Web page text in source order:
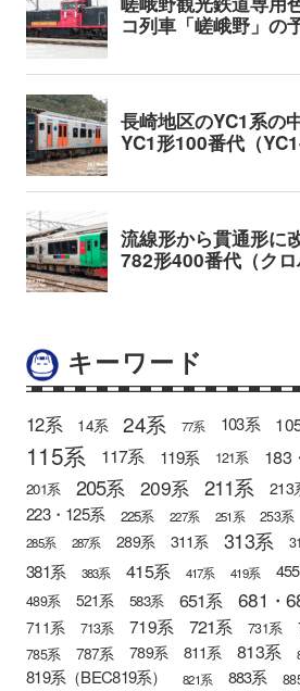
キーワード
12系 14系 24系 77系 103系
115系 117系 119系 121系 183
201系 205系 209系 211系 213
223・125系 225系 227系 251系 253系
285系
287系 289系 311系 313系
381系 383系 415系 417系 419系
489系 521系 583系 651系 681・
711系 713系 719系 721系 731系
785系 787系 789系 811系 813系
819系（BEC819系） 821系 883系